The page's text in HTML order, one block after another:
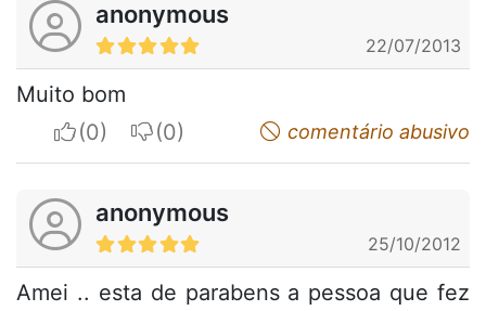
anonymous
22/07/2013
Muito bom
I apreciateI do not appreciatecomentário abusivo
anonymous
25/10/2012
Amei .. esta de parabens a pessoa que fez